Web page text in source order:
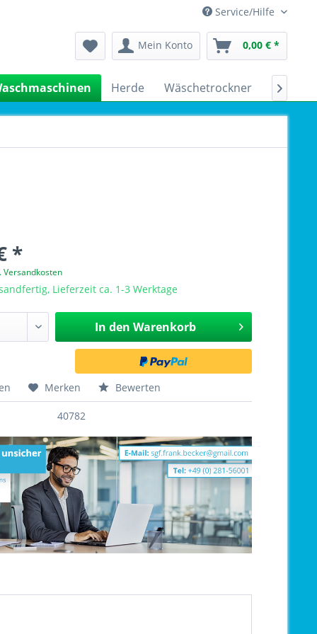
Service/Hilfe
Mein Konto 0,00 € *
Herde Wäschetrockner 
*
Versandkosten
Lieferzeit ca. 1-3 Werktage
In den Warenkorb
Merken Bewerten
40782